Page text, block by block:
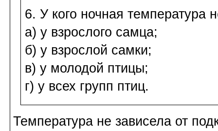
6. У кого ночная температура
а) у взрослого самца;
б) у взрослой самки;
в) у молодой птицы;
г) у всех групп птиц.
Температура не зависела от